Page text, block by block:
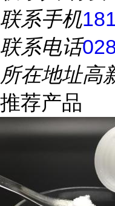
联系手机
联系电话
所在地址高
推荐产品